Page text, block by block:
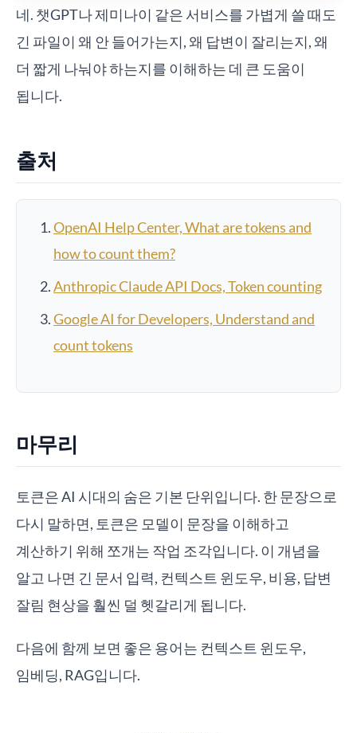
네. 챗GPT나 제미나이 같은 서비스를 가볍게 쓸 때도
긴 파일이 왜 안 들어가는지, 왜 답변이 잘리는지, 왜
더 짧게 나눠야 하는지를 이해하는 데 큰 도움이
됩니다.
출처
OpenAI Help Center, What are tokens and
how to count them?
Anthropic Claude API Docs, Token counting
Google AI for Developers, Understand and
count tokens
마무리
토큰은 AI 시대의 숨은 기본 단위입니다. 한 문장으로
다시 말하면, 토큰은 모델이 문장을 이해하고
계산하기 위해 쪼개는 작업 조각입니다. 이 개념을
알고 나면 긴 문서 입력, 컨텍스트 윈도우, 비용, 답변
잘림 현상을 훨씬 덜 헷갈리게 됩니다.
다음에 함께 보면 좋은 용어는 컨텍스트 윈도우,
임베딩, RAG입니다.